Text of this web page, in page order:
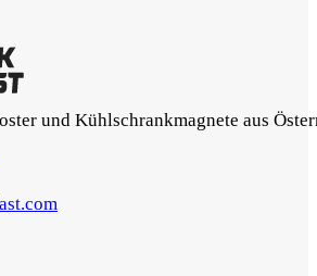
und Kühlschrankmagnete aus